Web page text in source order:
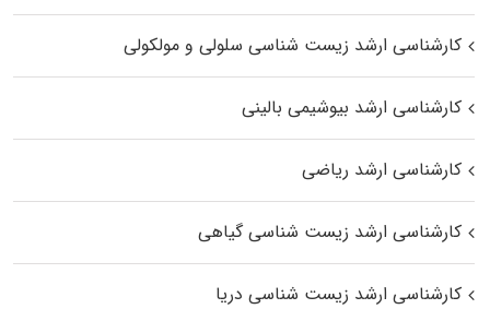
کارشناسی ارشد زیست شناسی سلولی و مولکولی
کارشناسی ارشد بیوشیمی بالینی
کارشناسی ارشد ریاضی
کارشناسی ارشد زیست‌ شناسی گیاهی
کارشناسی ارشد زیست‌ شناسی دریا